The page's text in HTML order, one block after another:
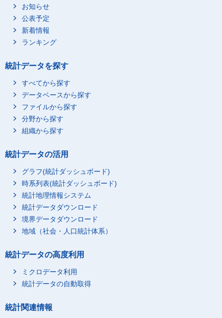
お知らせ
公表予定
新着情報
ランキング
統計データを探す
すべてから探す
データベースから探す
ファイルから探す
分野から探す
組織から探す
統計データの活用
グラフ(統計ダッシュボード)
時系列表(統計ダッシュボード)
統計地理情報システム
統計データダウンロード
境界データダウンロード
地域（社会・人口統計体系）
統計データの高度利用
ミクロデータ利用
統計データの自動取得
統計関連情報